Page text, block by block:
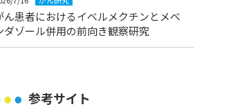
ん患者におけるイベルメクチンとメベ
ダゾール併用の前向き観察研究
参考サイト